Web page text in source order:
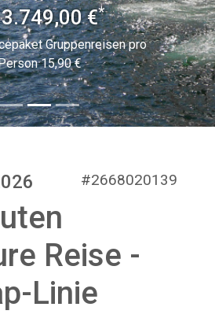
€*
Gruppenreisen pro
15,90 €
#2668020139
Reise -
Linie